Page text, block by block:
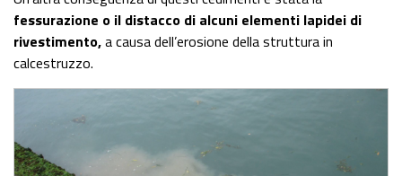
fessurazione o il distacco di alcuni elementi lapidei di
rivestimento,a causa dell’erosione della struttura in
calcestruzzo.